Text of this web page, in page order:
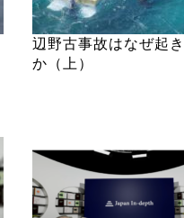
辺野古事故はなぜ起
か（上）